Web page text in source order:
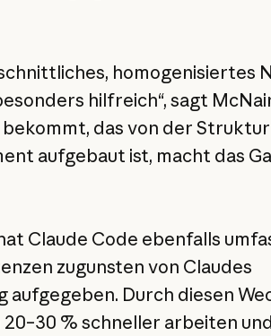
homogenisiertes
hilfreich“, sagt
das von der
aufgebaut ist, macht das
Claude Code ebenfalls
zugunsten von Claudes
aufgegeben. Durch diesen
% schneller arbeiten